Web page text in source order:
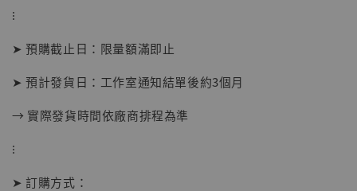
加入購物車
⁝
➤ 預購截止日：限量額滿即止
➤ 預計發貨日：工作室通知結單後約3個月
→ 實際發貨時間依廠商排程為準
⁝
➤ 訂購方式：